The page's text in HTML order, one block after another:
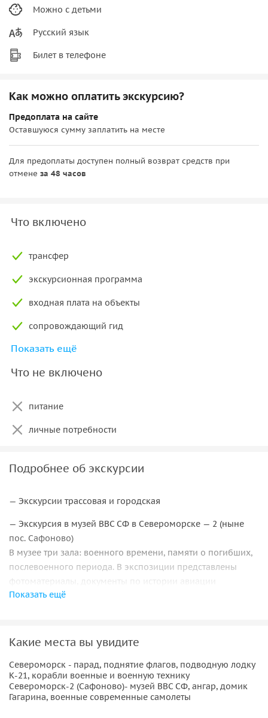
Можно с детьми
Русский язык
Билет в телефоне
Как можно оплатить экскурсию?
Предоплата на сайте
Оставшуюся сумму заплатить на месте
Для предоплаты доступен полный возврат средств при
отмене за 48 часов
Что включено
трансфер
экскурсионная программа
входная плата на объекты
сопровождающий гид
оформление разрешений на проезд в ЗАТО
Показать ещё
Что не включено
питание
личные потребности
Подробнее об экскурсии
— Экскурсии трассовая и городская
— Экскурсия в музей ВВС СФ в Североморске — 2 (ныне
пос. Сафоново)
В музее три зала: военного времени, памяти о погибших,
послевоенного периода. В экспозиции представлены
фотоматериалы, документы по истории авиации
Северного флота, образованной в 1936 году. Особое
— Посещение ангара военной летной техники
В ангаре музея собрана коллекция самолетов и
вертолётов военного и послевоенного времени. Многие
из них были найдены в сопках и восстановлены
Показать ещё
Какие места вы увидите
Североморск - парад, поднятие флагов, подводную лодку
К-21, корабли военные и военную технику
Североморск-2 (Сафоново)- музей ВВС СФ, ангар, домик
Гагарина, военные современные самолеты